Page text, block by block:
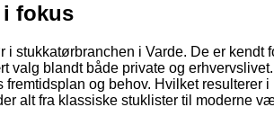
i fokus
stukkatørbranchen i Varde. De er kendt
blandt både private og
og behov. Hvilket resulterer i
alt fra klassiske stuklister til moderne